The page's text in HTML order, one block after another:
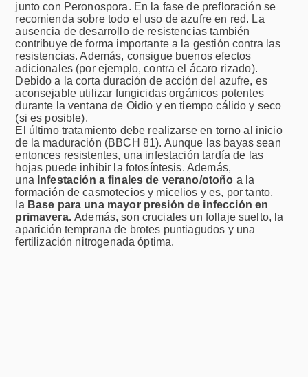
junto con Peronospora. En la fase de prefloración se
recomienda sobre todo el uso de azufre en red. La
ausencia de desarrollo de resistencias también
contribuye de forma importante a la gestión contra las
resistencias. Además, consigue buenos efectos
adicionales (por ejemplo, contra el ácaro rizado).
Debido a la corta duración de acción del azufre, es
aconsejable utilizar fungicidas orgánicos potentes
durante la ventana de Oidio y en tiempo cálido y seco
(si es posible).
El último tratamiento debe realizarse en torno al inicio
de la maduración (BBCH 81). Aunque las bayas sean
entonces resistentes, una infestación tardía de las
hojas puede inhibir la fotosíntesis. Además,
una Infestación a finales de verano/otoño a la
formación de casmotecios y micelios y es, por tanto,
la Base para una mayor presión de infección en
primavera.Además, son cruciales un follaje suelto, la
aparición temprana de brotes puntiagudos y una
fertilización nitrogenada óptima.